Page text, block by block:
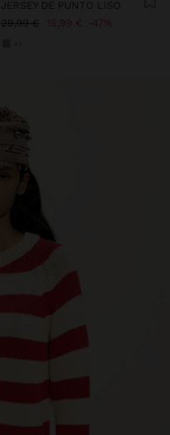
JERSEY DE PUNTO LISO
29,99 €
15,99 € 47%